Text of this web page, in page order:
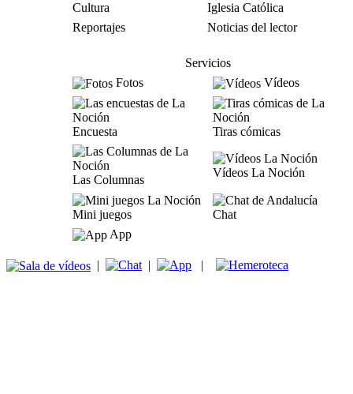
Cultura
Iglesia Católica
Reportajes
Noticias del lector
Servicios
Fotos
Vídeos
Encuesta Tiras cómicas
Las Columnas
Vídeos La Noción
Mini juegos
Chat
App
| | |